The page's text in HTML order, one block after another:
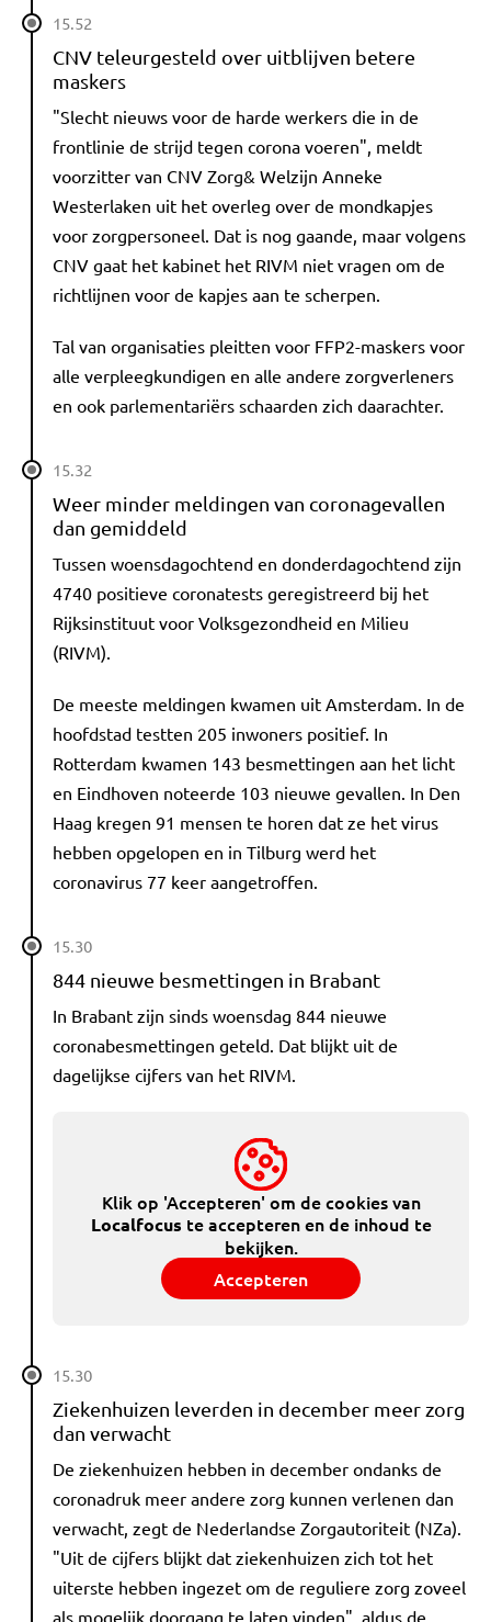
15.52
CNV teleurgesteld over uitblijven betere
maskers
"Slecht nieuws voor de harde werkers die in de
frontlinie de strijd tegen corona voeren", meldt
voorzitter van CNV Zorg& Welzijn Anneke
Westerlaken uit het overleg over de mondkapjes
voor zorgpersoneel. Dat is nog gaande, maar volgens
CNV gaat het kabinet het RIVM niet vragen om de
richtlijnen voor de kapjes aan te scherpen.
Tal van organisaties pleitten voor FFP2-maskers voor
alle verpleegkundigen en alle andere zorgverleners
en ook parlementariërs schaarden zich daarachter.
15.32
Weer minder meldingen van coronagevallen
dan gemiddeld
Tussen woensdagochtend en donderdagochtend zijn
4740 positieve coronatests geregistreerd bij het
Rijksinstituut voor Volksgezondheid en Milieu
(RIVM).
De meeste meldingen kwamen uit Amsterdam. In de
hoofdstad testten 205 inwoners positief. In
Rotterdam kwamen 143 besmettingen aan het licht
en Eindhoven noteerde 103 nieuwe gevallen. In Den
Haag kregen 91 mensen te horen dat ze het virus
hebben opgelopen en in Tilburg werd het
coronavirus 77 keer aangetroffen.
15.30
844 nieuwe besmettingen in Brabant
In Brabant zijn sinds woensdag 844 nieuwe
coronabesmettingen geteld. Dat blijkt uit de
dagelijkse cijfers van het RIVM.
Klik op 'Accepteren' om de cookies van
Localfocus te accepteren en de inhoud te
bekijken.
Accepteren
15.30
Ziekenhuizen leverden in december meer zorg
dan verwacht
De ziekenhuizen hebben in december ondanks de
coronadruk meer andere zorg kunnen verlenen dan
verwacht, zegt de Nederlandse Zorgautoriteit (NZa).
"Uit de cijfers blijkt dat ziekenhuizen zich tot het
uiterste hebben ingezet om de reguliere zorg zoveel
als mogelijk doorgang te laten vinden", aldus de